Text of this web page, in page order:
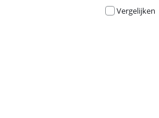
Vergelijken